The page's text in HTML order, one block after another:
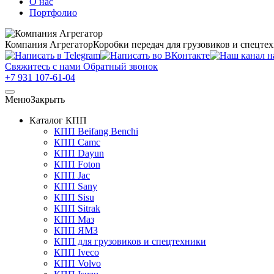
Портфолио
Компания АгрегаторКоробки передач для грузовиков и
Свяжитесь с нами Обратный звонок
+7 931 107-61-04
МенюЗакрыть
Каталог КПП
КПП Beifang Benchi
КПП Camc
КПП Dayun
КПП Foton
КПП Jac
КПП Sany
КПП Sisu
КПП Sitrak
КПП Маз
КПП ЯМЗ
КПП для грузовиков и спецтехники
КПП Iveco
КПП Volvo